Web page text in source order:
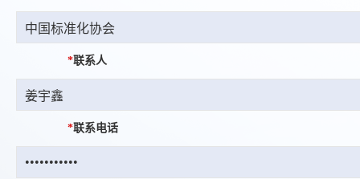
*联系人
*联系电话